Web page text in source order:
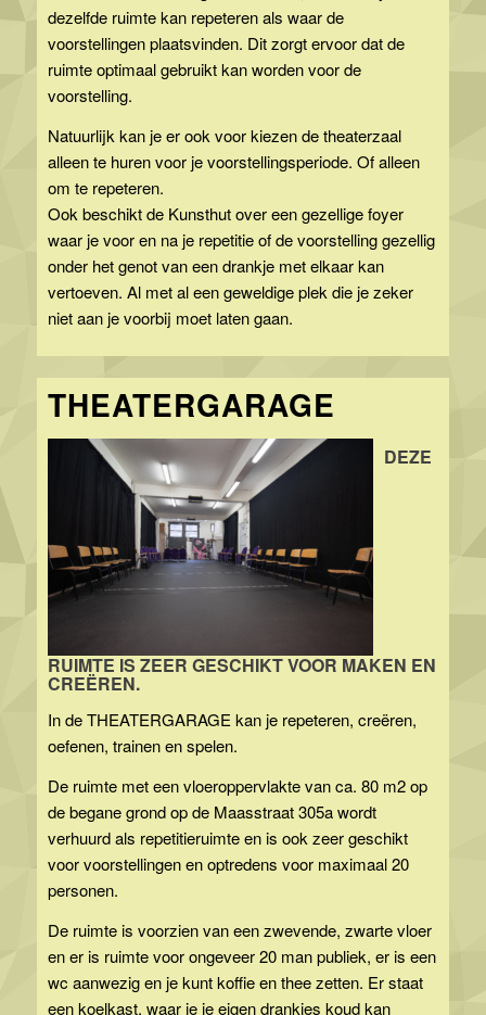
dezelfde ruimte kan repeteren als waar de
voorstellingen plaatsvinden. Dit zorgt ervoor dat de
ruimte optimaal gebruikt kan worden voor de
voorstelling.
Natuurlijk kan je er ook voor kiezen de theaterzaal
alleen te huren voor je voorstellingsperiode. Of alleen
om te repeteren.
Ook beschikt de Kunsthut over een gezellige foyer
waar je voor en na je repetitie of de voorstelling gezellig
onder het genot van een drankje met elkaar kan
vertoeven. Al met al een geweldige plek die je zeker
niet aan je voorbij moet laten gaan.
THEATERGARAGE
DEZE
RUIMTE IS ZEER GESCHIKT VOOR MAKEN EN
CREËREN.
In de THEATERGARAGE kan je repeteren, creëren,
oefenen, trainen en spelen.
De ruimte met een vloeroppervlakte van ca. 80 m2 op
de begane grond op de Maasstraat 305a wordt
verhuurd als repetitieruimte en is ook zeer geschikt
voor voorstellingen en optredens voor maximaal 20
personen.
De ruimte is voorzien van een zwevende, zwarte vloer
en er is ruimte voor ongeveer 20 man publiek, er is een
wc aanwezig en je kunt koffie en thee zetten. Er staat
een koelkast, waar je je eigen drankjes koud kan